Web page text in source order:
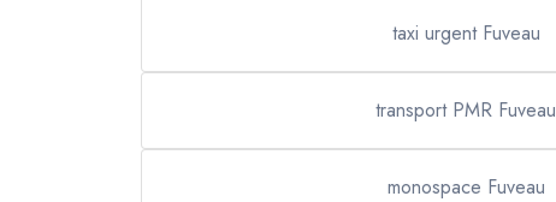
taxi urgent Fuveau
transport PMR Fuveau
monospace Fuveau